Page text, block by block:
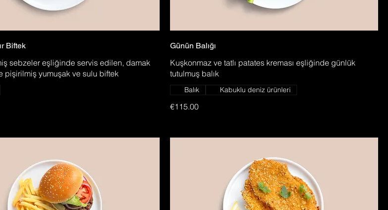
Biftek
sebzeler eşliğinde servis edilen, damak
pişirilmiş yumuşak ve sulu biftek
Günün Balığı
Kuşkonmaz ve tatlı patates kreması eşliğinde günlük
tutulmuş balık
€115.00
Balık Kabuklu deniz ürünleri